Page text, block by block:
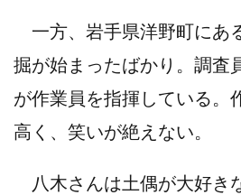
一方、岩手県洋野町にあ
掘が始まったばかり。調査
が作業員を指揮している。
高く、笑いが絶えない。
八木さんは土偶が大好き